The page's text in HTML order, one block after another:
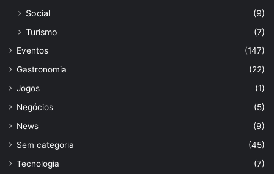
Social
(9)
Turismo
(7)
Eventos
(147)
Gastronomia
(22)
Jogos
(1)
Negócios
(5)
News
(9)
Sem categoria
(45)
Tecnologia
(7)